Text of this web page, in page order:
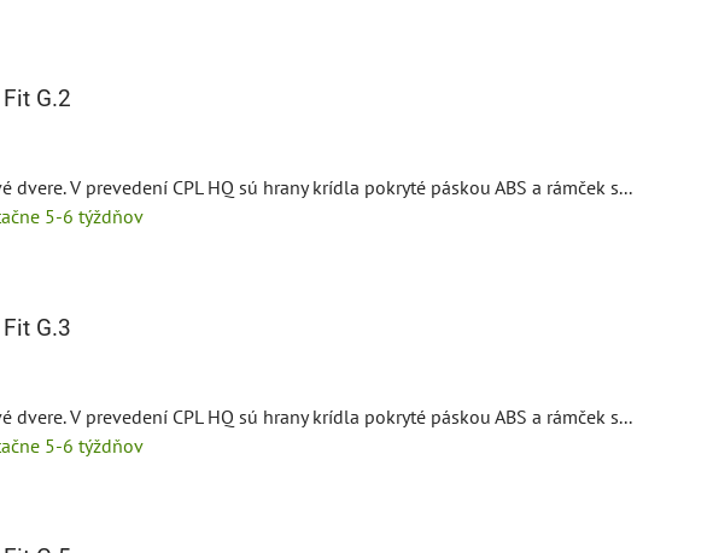
Fit G.2
dvere. V prevedení CPL HQ sú hrany krídla pokryté páskou ABS a rámček s...
5-6 týždňov
Fit G.3
dvere. V prevedení CPL HQ sú hrany krídla pokryté páskou ABS a rámček s...
5-6 týždňov